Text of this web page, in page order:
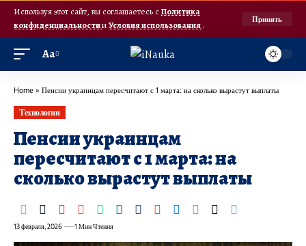
Используя этот сайт, вы соглашаетесь с Политика
конфиденциальностииУсловия использования.
Принять
Аа
Home » Пенсии украинцам пересчитают с 1 марта: на сколько вырастут выплаты
Технологии
Пенсии украинцам
пересчитают с 1 марта: на
сколько вырастут выплаты
13 февраля, 2026 1 Мин Чтения